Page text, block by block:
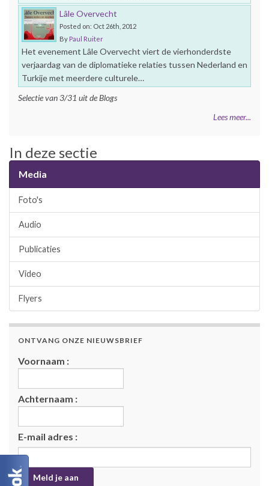
Lâle Overvecht
Posted on: Oct 26th, 2012
By Paul Ruiter
Het evenement Lâle Overvecht viert de vierhonderdste
verjaardag van de diplomatieke relaties tussen Nederland en
Turkije met meerdere culturele…
Selectie van 3/31 uit de Blogs
Lees meer...
In deze sectie
Media
Foto's
Audio
Publicaties
Video
Flyers
ONTVANG ONZE NIEUWSBRIEF
Voornaam :
Achternaam :
E-mail adres :